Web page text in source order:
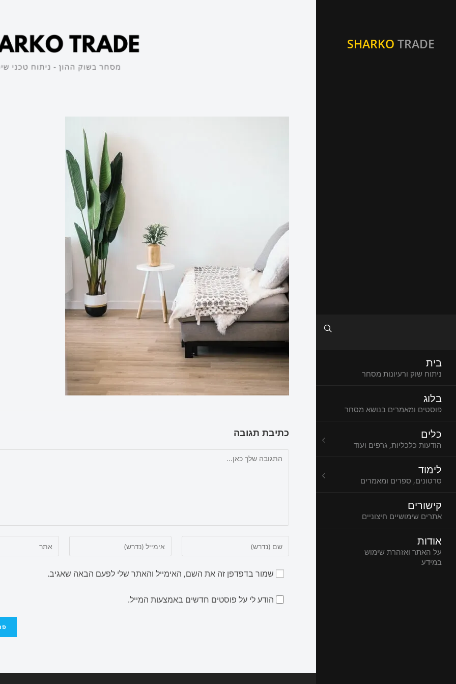
SHARKO TRADE
בית
ניתוח שוק ורעיונות מסחר
בלוג
פוסטים ומאמרים בנושא מסחר
כלים
הודעות כלכליות, גרפים ועוד
לימוד
סרטונים, ספרים ומאמרים
קישורים
אתרים שימושיים חיצוניים
אודות
על האתר ואזהרת שימוש
במידע
כתיבת תגובה
שמור בדפדפן זה את השם, האימייל והאתר שלי לפעם הבאה שאגיב.
הודע לי על פוסטים חדשים באמצעות המייל.